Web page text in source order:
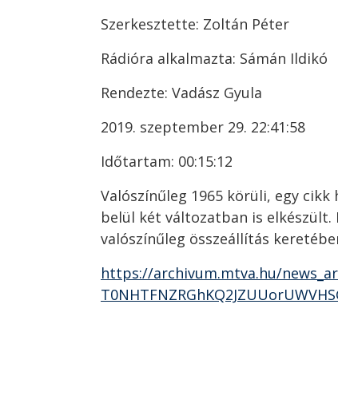
Szerkesztette: Zoltán Péter
Rádióra alkalmazta: Sámán Ildikó
Rendezte: Vadász Gyula
2019. szeptember 29. 22:41:58
Időtartam: 00:15:12
Valószínűleg 1965 körüli, egy
belül két változatban is elkészült.
valószínűleg összeállítás
https://archivum.mtva.hu/